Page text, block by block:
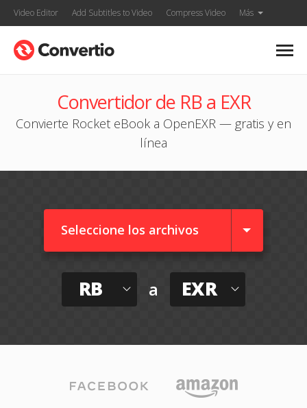
Video Editor Add Subtitles to Video Compress Video Más
Convertidor de RB a EXR
Convierte Rocket eBook a OpenEXR — gratis y en
línea
Seleccione los archivos
RB a EXR